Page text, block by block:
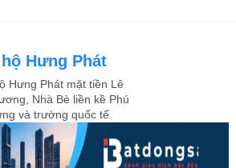
Hưng Phát
Hưng Phát mặt tiền Lê
Nhà Bè liền kề Phú
và trường quốc tế